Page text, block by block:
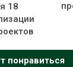
18
понравиться